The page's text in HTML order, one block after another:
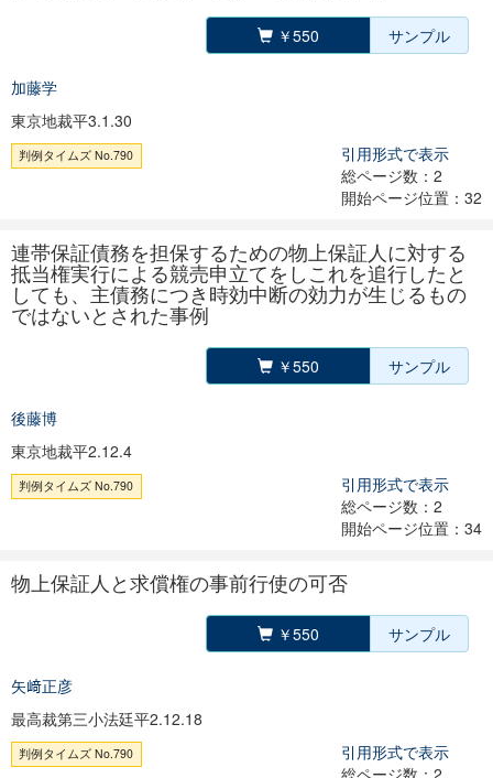
￥550 サンプル
加藤学
東京地裁平3.1.30
判例タイムズ No.790
引用形式で表示
総ページ数：2
開始ページ位置：32
連帯保証債務を担保するための物上保証人に対する
抵当権実行による競売申立てをしこれを追行したと
しても、主債務につき時効中断の効力が生じるもの
ではないとされた事例
￥550 サンプル
後藤博
東京地裁平2.12.4
判例タイムズ No.790
引用形式で表示
総ページ数：2
開始ページ位置：34
物上保証人と求償権の事前行使の可否
￥550 サンプル
矢﨑正彦
最高裁第三小法廷平2.12.18
判例タイムズ No.790
引用形式で表示